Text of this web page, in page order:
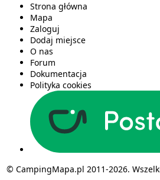
Strona główna
Mapa
Zaloguj
Dodaj miejsce
O nas
Forum
Dokumentacja
Polityka cookies
© CampingMapa.pl 2011-2026.